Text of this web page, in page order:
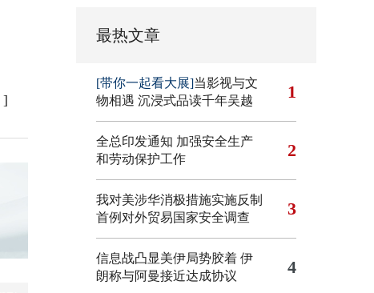
]
最热文章
[带你一起看大展]当影视与文
物相遇 沉浸式品读千年吴越
1
全总印发通知 加强安全生产
和劳动保护工作
2
我对美涉华消极措施实施反制
首例对外贸易国家安全调查
3
信息战凸显美伊局势胶着 伊
朗称与阿曼接近达成协议
4